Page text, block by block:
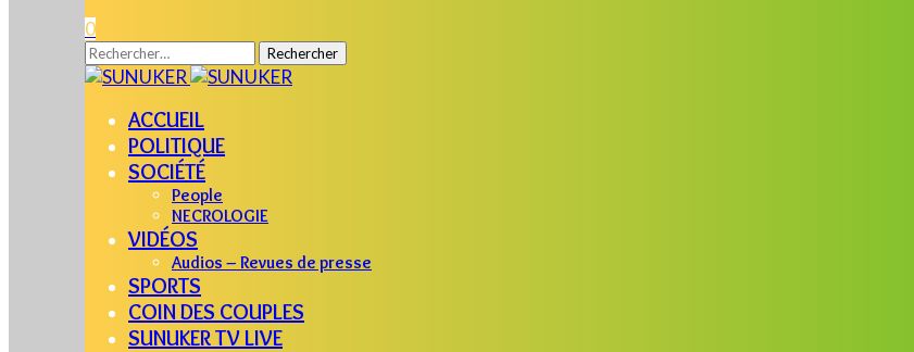
0
Rechercher :
ACCUEIL
POLITIQUE
SOCIÉTÉ
People
NECROLOGIE
VIDÉOS
Audios – Revues de presse
SPORTS
COIN DES COUPLES
SUNUKER TV LIVE